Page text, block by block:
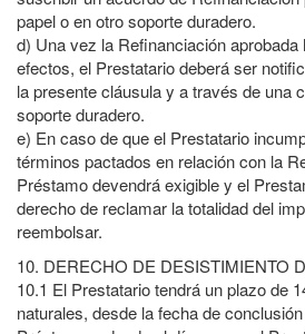
papel o en otro soporte duradero.
d) Una vez la Refinanciación
efectos, el Prestatario deberá ser
la presente cláusula y a través de una
soporte duradero.
e) En caso de que el Prestatario
términos pactados en relación con la
Préstamo devendrá exigible y el
derecho de reclamar la totalidad del
reembolsar.
10. DERECHO DE DESISTIMIENTO
10.1 El Prestatario tendrá un plazo de
naturales, desde la fecha de